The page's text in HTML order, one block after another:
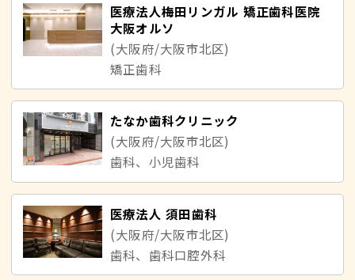
医療法人梅田リンガル 矯正歯科医院
大阪オルソ
(大阪府/大阪市北区)
矯正歯科
たなか歯科クリニック
(大阪府/大阪市北区)
歯科、小児歯科
医療法人 須田歯科
(大阪府/大阪市北区)
歯科、歯科口腔外科